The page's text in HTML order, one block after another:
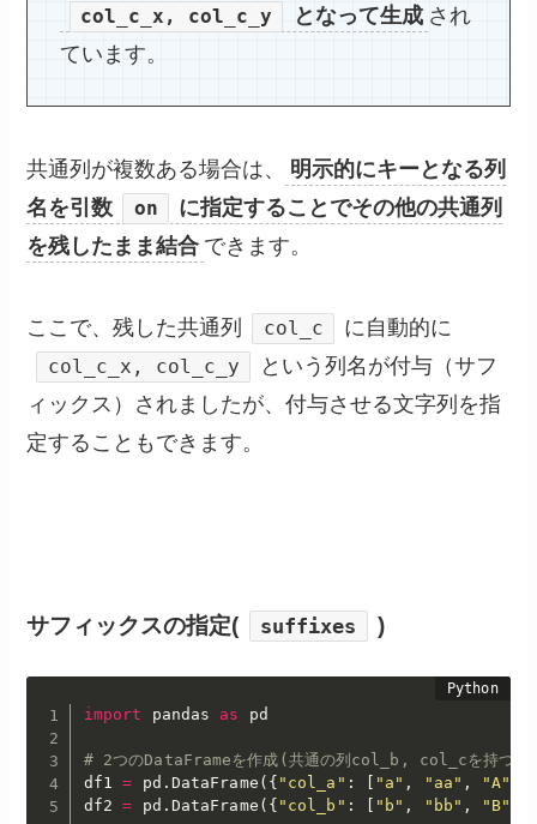
col_c_x, col_c_y となって生成 され
ています。
共通列が複数ある場合は、
明示的にキーとなる列
名を引数
on
に指定することでその他の共通列
を残したまま結合 できます。
ここで、残した共通列 col_c に自動的に
col_c_x, col_c_y
という列名が付与（サフ
ィックス）されましたが、付与させる文字列を指
定することもできます。
サフィックスの指定( suffixes )
import pandas as pd
# 2つのDataFrameを作成(共通の列col_b, col_cを持つ)
df1 = pd . DataFrame ( { "col_a" : "a" , "aa" , "A"
df2 = pd . DataFrame ( { "col_b" : "b" , "bb" , "B"